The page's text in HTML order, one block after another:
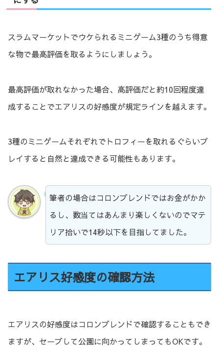
スラムマーケットでウケられるミニゲーム3種のうち得意
な物で最高評価を取るようにしましょう。
最高評価が取れなかった場合、高評価だと約10回程度達
成することでエアリスの好感度が規定ラインを越えます。
3種のミニゲームそれぞれでトロフィーを取れるぐらいプ
レイすると自然と達成できる可能性もあります。
筆者の場合はコロンブレンドではお金がかか
るし、数当てはあんまり楽しくないのでマテ
リア拾いで14秒以下を目指してました。
エアリス好感度の確認方法
エアリスの好感度はコロンブレンドで確認することもでき
ますが、セーブして公園に向かってしまってもOKです。